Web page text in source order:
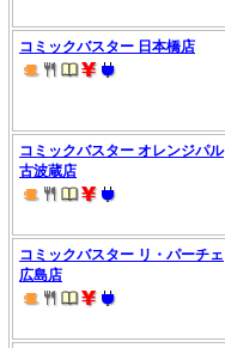
コミックバスター 日本橋店
コミックバスター オレンジパル
古波蔵店
コミックバスター リ・パーチェ
広島店